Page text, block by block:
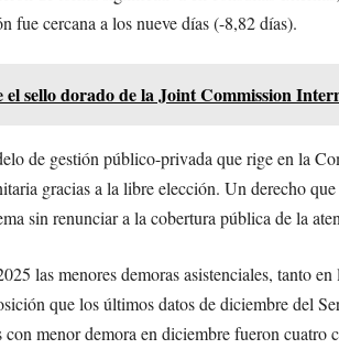
fue cercana a los nueve días (-8,82 días).
sello dorado de la Joint Commission
de gestión público-privada que rige en la
gracias a la libre elección. Un derecho
sin renunciar a la cobertura pública de la
las menores demoras asistenciales, tanto en
que los últimos datos de diciembre del
menor demora en diciembre fueron cuatro